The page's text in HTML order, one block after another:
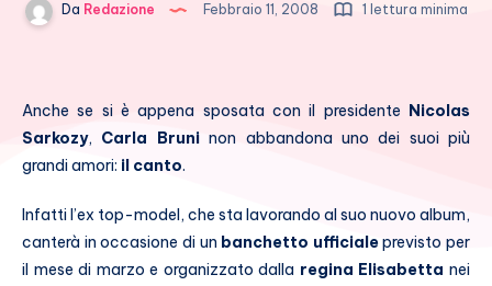
Da Redazione Febbraio 11, 2008 1 lettura minima
Anche se si è appena sposata con il presidente Nicolas
Sarkozy, Carla Bruninon abbandona uno dei suoi più
grandi amori: il canto.
Infatti l’ex top-model, che sta lavorando al suo nuovo album,
canterà in occasione di un banchetto ufficialeprevisto per
il mese di marzo e organizzato dalla regina Elisabettanei